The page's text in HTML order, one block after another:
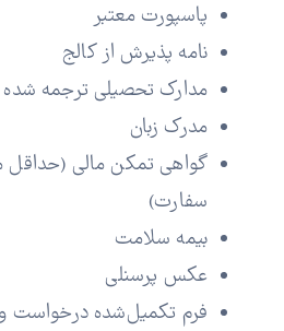
پاسپورت معتبر
نامه پذیرش از کالج
مدارک تحصیلی ترجمه شده
مدرک زبان
گواهی تمکن مالی (حداقل
سفارت)
بیمه سلامت
عکس پرسنلی
فرم تکمیل‌شده درخواست